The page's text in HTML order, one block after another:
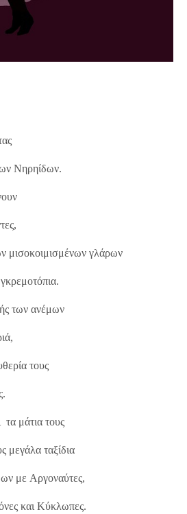
Nηρηίδων.
μισοκοιμισμένων γλάρων
των ανέμων
τους
τα μάτια τους
μεγάλα ταξίδια
με Aργοναύτες,
και Κύκλωπες.